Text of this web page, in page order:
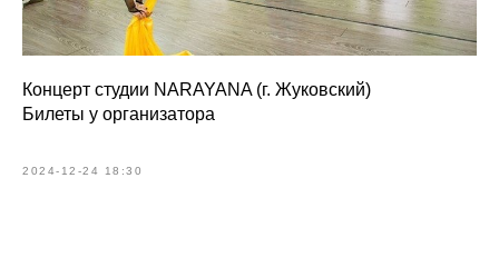
Концерт студии NARAYANA (г. Жуковский)
Билеты у организатора
2024-12-24 18:30